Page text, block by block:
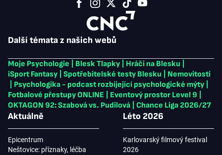
Další témata z našich webů
Moje Psychologie Blesk Tlapky Hráči na Blesku
iSport Fantasy
Spotřebitelské testy Blesku
Nemovitosti
Psychologika - podcast rozbíjející psychologické mýty
Fotbalové přestupy ONLINE
Eventový prostor Level 9
OKTAGON 92: Szabová vs. Pudilová
Chance Liga 2026/27
Aktuálně
Epicentrum
Neštovice: příznaky, léčba
Léto 2026
Karlovarský filmový festival
2026